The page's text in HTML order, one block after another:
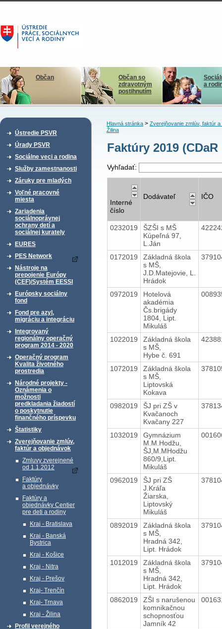
Občan
Občan so
zdravotným
postihnutím
a
Ústredie PSVR
Úrady PSVR
Sociálne veci a rodina
Služby zamestnanosti
Záruky pre mladých
Voľné pracovné
miesta
Zariadenia
sociálnoprávnej
ochrany detí a
sociálnej kurately
EURES
PES Network
Nástroje na
prepojenie Európy
(CEF)/Systém EESSI
Európsky sociálny
fond
Fond pre azyl,
migráciu a integráciu
Integrovaný
regionálny operačný
program 2014 - 2020
Operačný program
Kvalita životného
prostredia
Národné projekty -
Oznámenia o
možnosti
predkladania žiadostí
o poskytnutie
finančného príspevku
Štatistiky
Zverejňovanie zmlúv,
faktúr a objednávok
Zmluvy zverejnené
od 1.1.2012
Faktúry
a objednávky
Faktúry a
objednávky Centier
pre deti a rodiny
Kraj - Bratislava
Kraj - Banská
Bystrica
Kraj - Košice
Kraj - Nitra
Kraj - Prešov
Kraj- Trenčín
Kraj- Trnava
Kraj - Žilina
Profil verejného
Hlavná stránka> Zverejňovanie zmlúv, faktúr a
Žilina
Faktúry 2019
Vyhľadať:
Interné
číslo
Dodávateľ IČO
0232019
ŠZŠI s MŠ
Kúpeľná 97,
L.Ján
0172019
Základná škola
s MŠ,
J.D.Matejovie, L.
Hrádok
0972019
Hotelová
akadémia
Čs.brigády
1804, Lipt.
Mikuláš
1022019
Základná škola
s MŠ,
Hybe č. 691
1072019
Základná škola
s MŠ,
Liptovská
Kokava
0982019
ŠJ pri ZŠ v
Kvačanoch
Kvačany 227
1032019
Gymnázium
M.M.Hodžu,
ŠJ,M.MHodžu
860/9,Lipt.
Mikuláš
0962019
ŠJ pri ZŠ
J.Kráľa
Žiarska,
Liptovský
Mikuláš
0892019
Základná škola
s MŠ,
Hradná 342,
Lipt. Hrádok
1012019
Základná škola
s MŠ,
Hradná 342,
Lipt. Hrádok
0862019
ZŠI s narušenou
komnikačnou
schopnosťou
Jamník 42